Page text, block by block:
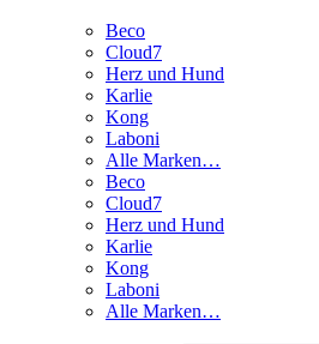
Beco
Cloud7
Herz und Hund
Karlie
Kong
Laboni
Alle Marken…
Beco
Cloud7
Herz und Hund
Karlie
Kong
Laboni
Alle Marken…